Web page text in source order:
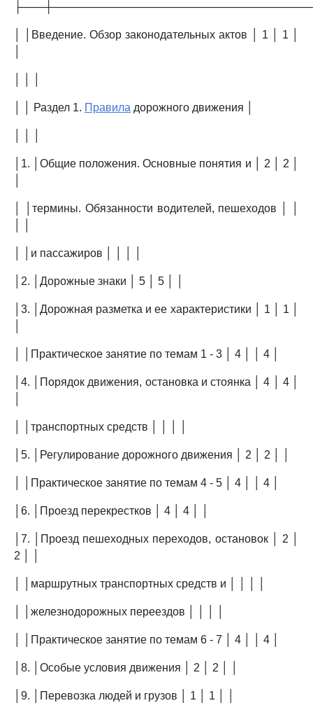
│ │Введение. Обзор законодательных актов │ 1 │ 1 │
│ │ Раздел 1. Правила дорожного движения │
│1. │Общие положения. Основные понятия и │ 2 │ 2 │
│ │термины. Обязанности водителей, пешеходов │ │
│ │и пассажиров │ │ │ │
│2. │Дорожные знаки │ 5 │ 5 │ │
│3. │Дорожная разметка и ее характеристики │ 1 │ 1 │
│ │Практическое занятие по темам 1 - 3 │ 4 │ │ 4 │
│4. │Порядок движения, остановка и стоянка │ 4 │ 4 │
│ │транспортных средств │ │ │ │
│5. │Регулирование дорожного движения │ 2 │ 2 │ │
│ │Практическое занятие по темам 4 - 5 │ 4 │ │ 4 │
│6. │Проезд перекрестков │ 4 │ 4 │ │
│7. │Проезд пешеходных переходов, остановок │ 2 │
2 │ │
│ │маршрутных транспортных средств и │ │ │ │
│ │железнодорожных переездов │ │ │ │
│ │Практическое занятие по темам 6 - 7 │ 4 │ │ 4 │
│8. │Особые условия движения │ 2 │ 2 │ │
│9. │Перевозка людей и грузов │ 1 │ 1 │ │